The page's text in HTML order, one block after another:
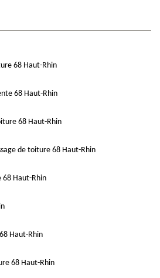
68 Haut-Rhin
68 Haut-Rhin
68 Haut-Rhin
de toiture 68 Haut-Rhin
Haut-Rhin
Haut-Rhin
68 Haut-Rhin